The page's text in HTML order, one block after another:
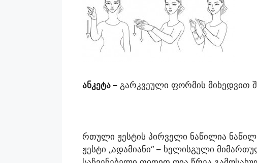
ანკეტა – გარკვეული ფორმის მიხედვით
რთული ჟესტის პირველი ნაწილია
ჟესტი „ადამიანი“ – ხელისგული